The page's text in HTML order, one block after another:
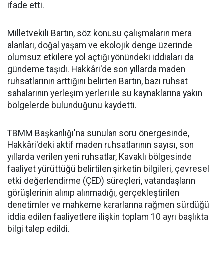
ifade etti.
Milletvekili Bartın, söz konusu çalışmaların mera
alanları, doğal yaşam ve ekolojik denge üzerinde
olumsuz etkilere yol açtığı yönündeki iddiaları da
gündeme taşıdı. Hakkâri'de son yıllarda maden
ruhsatlarının arttığını belirten Bartın, bazı ruhsat
sahalarının yerleşim yerleri ile su kaynaklarına yakın
bölgelerde bulunduğunu kaydetti.
TBMM Başkanlığı'na sunulan soru önergesinde,
Hakkâri'deki aktif maden ruhsatlarının sayısı, son
yıllarda verilen yeni ruhsatlar, Kavaklı bölgesinde
faaliyet yürüttüğü belirtilen şirketin bilgileri, çevresel
etki değerlendirme (ÇED) süreçleri, vatandaşların
görüşlerinin alınıp alınmadığı, gerçekleştirilen
denetimler ve mahkeme kararlarına rağmen sürdüğü
iddia edilen faaliyetlere ilişkin toplam 10 ayrı başlıkta
bilgi talep edildi.